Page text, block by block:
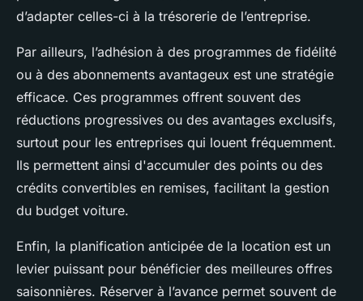
d’adapter celles-ci à la trésorerie de l’entreprise.
Par ailleurs, l’adhésion à des programmes de fidélité
ou à des abonnements avantageux est une stratégie
efficace. Ces programmes offrent souvent des
réductions progressives ou des avantages exclusifs,
surtout pour les entreprises qui louent fréquemment.
Ils permettent ainsi d'accumuler des points ou des
crédits convertibles en remises, facilitant la gestion
du budget voiture.
Enfin, la planification anticipée de la location est un
levier puissant pour bénéficier des meilleures offres
saisonnières. Réserver à l’avance permet souvent de